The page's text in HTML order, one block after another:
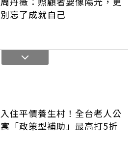
別忘了成就自己
入住平價養生村！全台老人公
寓「政策型補助」最高打5折